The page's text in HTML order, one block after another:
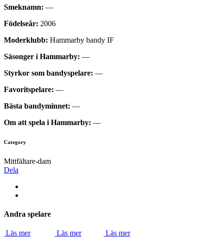
Smeknamn: —
Födelseår: 2006
Moderklubb: Hammarby bandy IF
Säsonger i Hammarby: —
Styrkor som bandyspelare: —
Favoritspelare: —
Bästa bandyminnet: —
Om att spela i Hammarby: —
Category
Mittfältare-dam
Dela
Andra spelare
Läs mer Läs mer Läs mer